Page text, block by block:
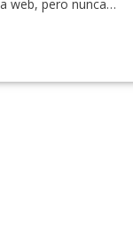
web, pero nunca…